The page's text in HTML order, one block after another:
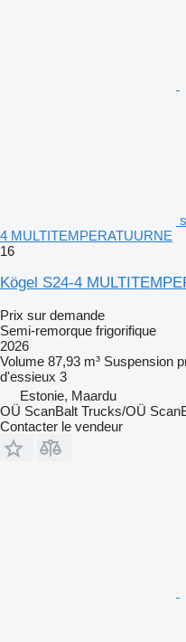
4 MULTITEMPERATUURNE
16
Kögel S24-4
Prix sur demande
Semi-remorque frigorifique
2026
Volume 87,93 m³ Suspension
d'essieux 3
Estonie, Maardu
OÜ ScanBalt Trucks/OÜ
Contacter le vendeur